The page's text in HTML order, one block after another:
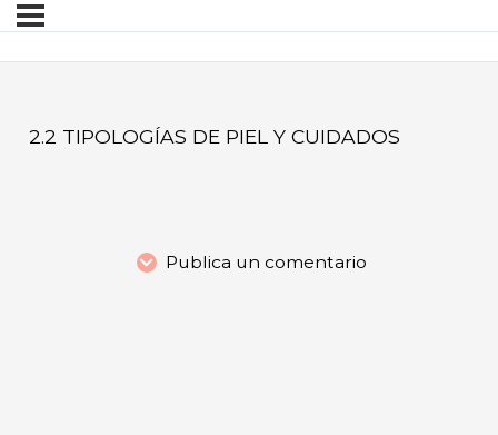
2.2 TIPOLOGÍAS DE PIEL Y CUIDADOS
Publica un comentario